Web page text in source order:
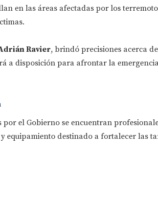
en las áreas afectadas por los
Ravier, brindó precisiones acerca
a disposición para afrontar la
el Gobierno se encuentran
equipamiento destinado a fortalecer las